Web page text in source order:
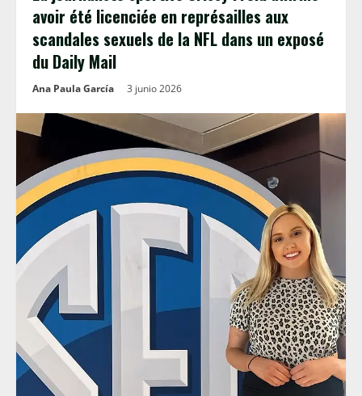
avoir été licenciée en représailles aux
scandales sexuels de la NFL dans un exposé
du Daily Mail
Ana Paula García 3 junio 2026